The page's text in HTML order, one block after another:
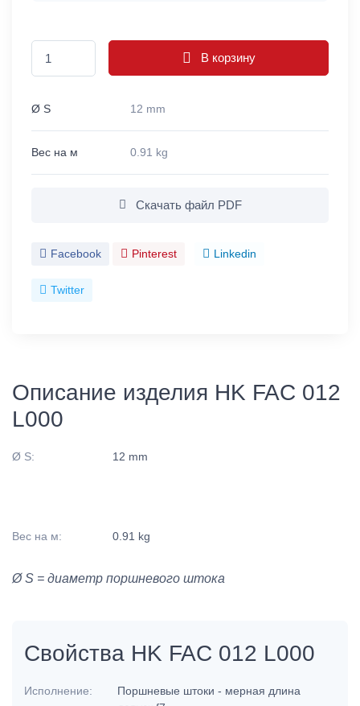
В корзину
Ø S 12 mm
Вес на м 0.91 kg
Скачать файл PDF
Facebook Pinterest Linkedin
Twitter
Описание изделия HK FAC 012
L000
Ø S: 12 mm
Вес на м: 0.91 kg
Ø S = диаметр поршневого штока
Свойства HK FAC 012 L000
Исполнение:
Поршневые штоки - мерная длина